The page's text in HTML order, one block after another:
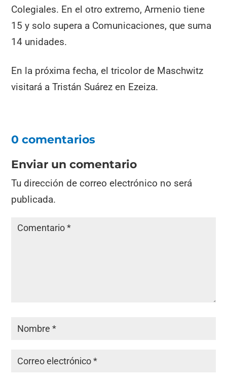
Colegiales. En el otro extremo, Armenio tiene
15 y solo supera a Comunicaciones, que suma
14 unidades.
En la próxima fecha, el tricolor de Maschwitz
visitará a Tristán Suárez en Ezeiza.
0 comentarios
Enviar un comentario
Tu dirección de correo electrónico no será
publicada.